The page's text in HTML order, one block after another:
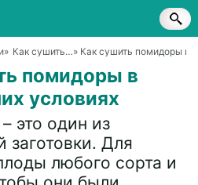
» Как сушить…» Как сушить помидоры в
помидоры в
условиях
это один из
заготовки. Для
любого сорта и